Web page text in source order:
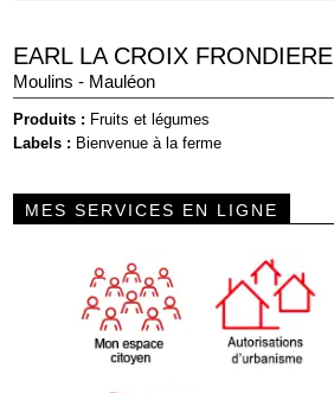
EARL LA CROIX FRONDIERE
Moulins - Mauléon
Produits : Fruits et légumes
Labels : Bienvenue à la ferme
MES SERVICES EN LIGNE